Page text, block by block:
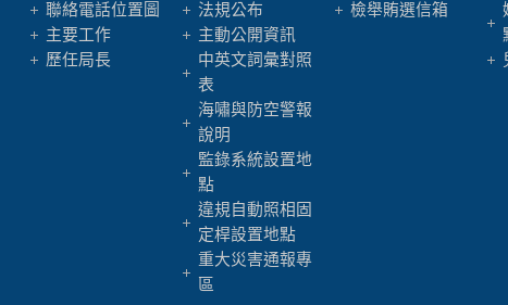
聯絡電話位置圖
主要工作
歷任局長
法規公布
主動公開資訊
中英文詞彙對照
表
海嘯與防空警報
說明
監錄系統設置地
點
違規自動照相固
定桿設置地點
重大災害通報專
區
檢舉賄選信箱